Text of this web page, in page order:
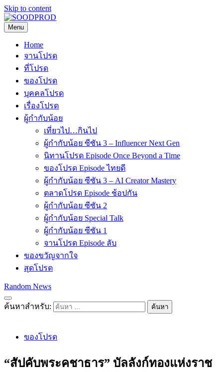
Skip to content
SOODPROD
Telling Thai stories with heart and craft
Menu
Home
จานโปรด
ที่โปรด
ของโปรด
บุคคลโปรด
เรื่องโปรด
ผู้กำกับน้อย
เที่ยวไป…กินไป
ผู้กำกับน้อย ซีซัน 3 – Influencer Next Gen
นิทานโปรด Episode Once Beyond a Time
ของโปรด Episode ไทยดี
ผู้กำกับน้อย ซีซัน 3 – AI Creator Mastery
ตลาดโปรด Episode ช้อปกัน
ผู้กำกับน้อย ซีซัน 2
ผู้กำกับน้อย Special Talk
ผู้กำกับน้อย ซีซัน 1
จานโปรด Episode ลับ
ของขวัญจากใจ
สุดโปรด
Random News
ค้นหาสำหรับ:
ของโปรด
“สัปคับพระคชาธาร” บัลลังก์ทองแห่งราช